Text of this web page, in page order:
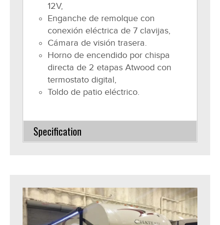
12V,
Enganche de remolque con
conexión eléctrica de 7 clavijas,
Cámara de visión trasera.
Horno de encendido por chispa
directa de 2 etapas Atwood con
termostato digital,
Toldo de patio eléctrico.
Specification